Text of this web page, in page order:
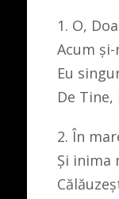
1. O,
Acum
Eu
De
2. În
Şi inima